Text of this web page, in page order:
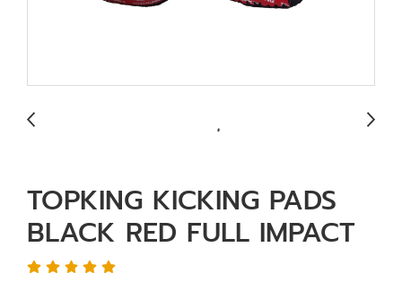
TOPKING KICKING PADS
BLACK RED FULL IMPACT